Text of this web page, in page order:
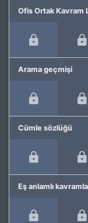
Ofis Ortak Kavram
Arama geçmişi
Cümle sözlüğü
Eş anlamlı